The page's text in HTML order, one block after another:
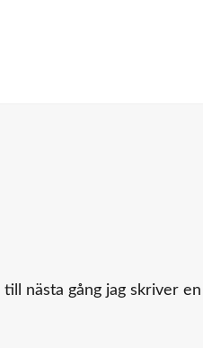
nästa gång jag skriver